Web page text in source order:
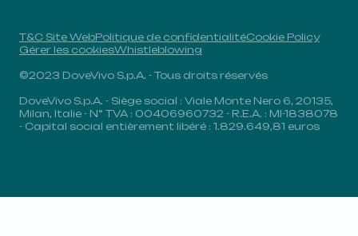
T&C Site WebPolitique de confidentialitéCookie Policy
Gérer les cookiesWhistleblowing
©2023 DoveVivo S.p.A. - Tous droits réservés
DoveVivo S.p.A. - Siège social : Viale Monte Nero 6, 20135,
Milan, Italie - N° TVA : 00406960732 - R.E.A. : MI-1838078
- Capital social entièrement libéré : 1.829.649,81 euros